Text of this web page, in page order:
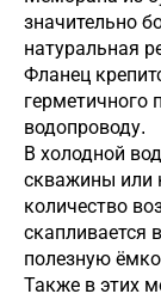
значительно
натуральная
Фланец
герметичного
водопроводу.
В холодной
скважины или
количество
скапливается
полезную
Также в этих